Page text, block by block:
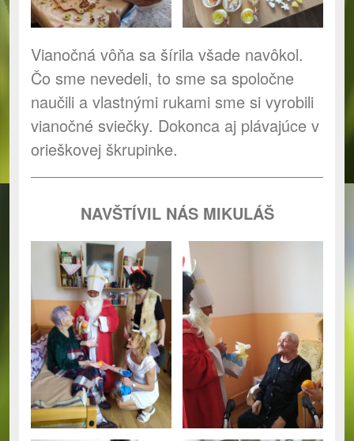
Vianočná vôňa sa šírila všade navôkol.
Čo sme nevedeli, to sme sa spoločne
naučili a vlastnými rukami sme si vyrobili
vianočné sviečky. Dokonca aj plávajúce v
orieškovej škrupinke.
NAVŠTÍVIL NÁS MIKULÁŠ